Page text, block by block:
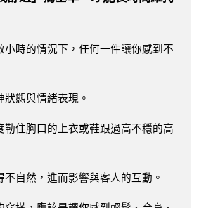
小時的情況下，任何一件讓你感到不
態與情緒表現。
勒住胸口的上衣或鞋跟過高不穩的高
自然，進而影響與客人的互動。